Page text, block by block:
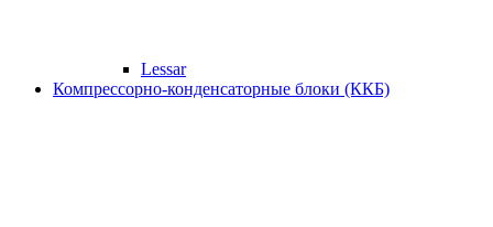
Lessar
Компрессорно-конденсаторные блоки (ККБ)